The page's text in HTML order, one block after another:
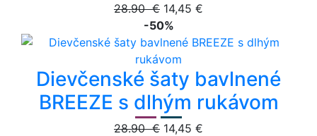
28.90 € 14,45 €
-50%
Dievčenské šaty bavlnené
BREEZE s dlhým rukávom
28.90 € 14,45 €